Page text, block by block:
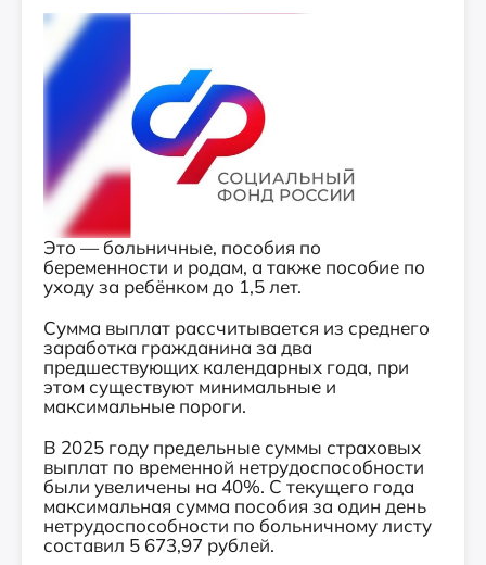
Это — больничные, пособия по
беременности и родам, а также пособие по
уходу за ребёнком до 1,5 лет.
Сумма выплат рассчитывается из среднего
заработка гражданина за два
предшествующих календарных года, при
этом существуют минимальные и
максимальные пороги.
В 2025 году предельные суммы страховых
выплат по временной нетрудоспособности
были увеличены на 40%. С текущего года
максимальная сумма пособия за один день
нетрудоспособности по больничному листу
составил 5 673,97 рублей.